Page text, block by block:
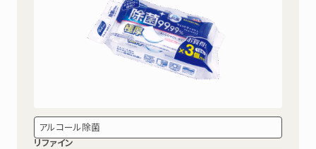
アルコール除菌
リファイン